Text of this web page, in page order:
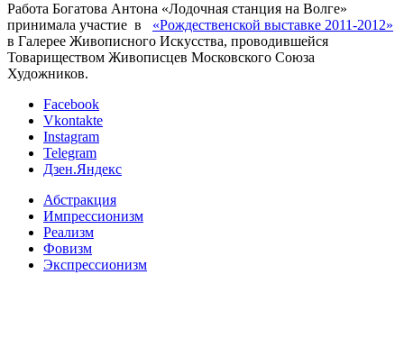
Работа Богатова Антона «Лодочная станция на Волге»
принимала участие в «Рождественской выставке 2011-2012»
в Галерее Живописного Искусства, проводившейся
Товариществом Живописцев Московского Союза
Художников.
Facebook
Vkontakte
Instagram
Telegram
Дзен.Яндекс
Абстракция
Импрессионизм
Реализм
Фовизм
Экспрессионизм